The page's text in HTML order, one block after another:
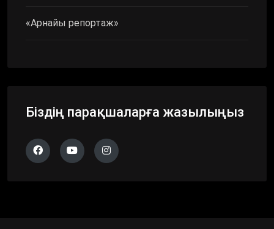
«Арнайы репортаж»
Біздің парақшаларға жазылыңыз